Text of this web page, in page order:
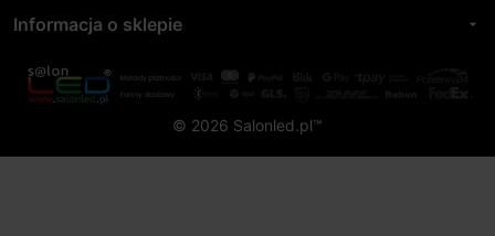
Informacja o sklepie arrow_drop_down
© 2026 Salonled.pl™